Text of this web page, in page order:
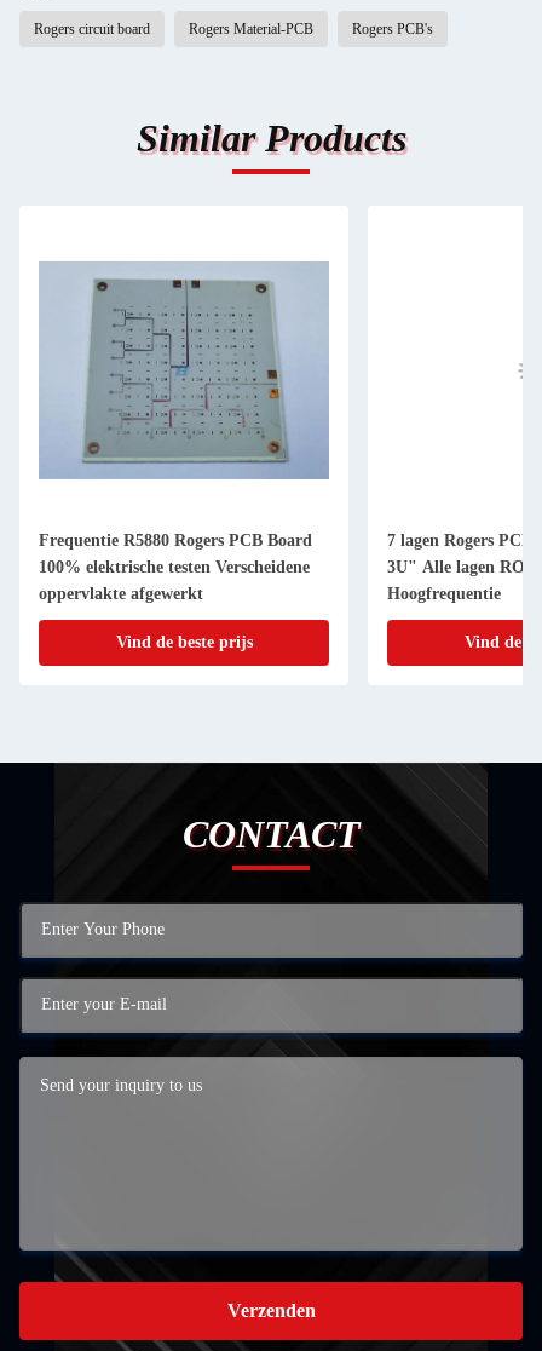
Rogers circuit board Rogers Material-PCB Rogers PCB's
Similar Products
Frequentie R5880 Rogers PCB Board
100% elektrische testen Verscheidene
oppervlakte afgewerkt
Vind de beste prijs
7 lagen Rogers
3U" Alle lagen
Hoogfrequentie
Vind de
CONTACT
Verzenden